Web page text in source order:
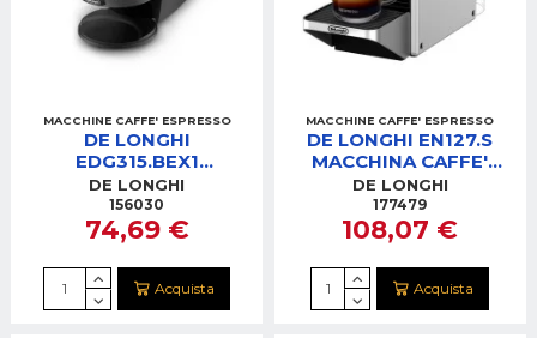
MACCHINE CAFFE' ESPRESSO
DE LONGHI
EDG315.BEX1
MACCHINA CAFFE'
GENIOS PLUS
DOLCEGUSTO NERA
DE LONGHI
156030
74,69 €
Acquista
MACCHINE CAFFE' ESPRESSO
DE LONGHI EN127.S
MACCHINA CAFFE'
NESPRESSO SILVER
PIXIE
DE LONGHI
177479
108,07 €
Acquista